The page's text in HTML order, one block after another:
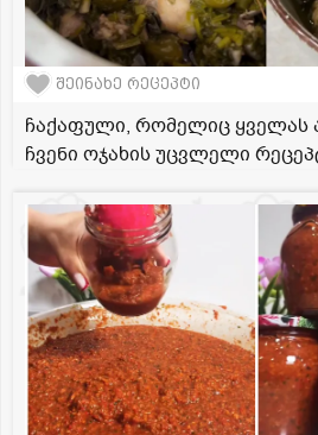
შეინახე რეცეპტი
ჩაქაფული, რომელიც ყველას
ჩვენი ოჯახის უცვლელი